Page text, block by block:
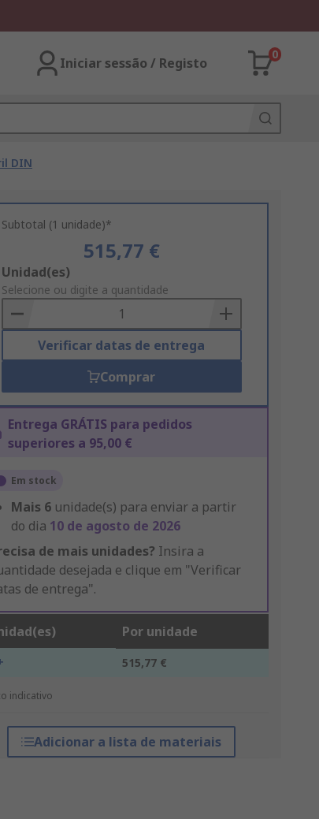
Iniciar sessão / Registo
0
DIN
Subtotal (1 unidade)*
515,77 €
Add
to
Basket
Unidad(es)
Selecione ou digite a quantidade
Verificar datas de entrega
Comprar
Entrega GRÁTIS para pedidos
superiores a 95,00 €
Em stock
Mais 6 unidade(s) para enviar a partir
do dia 10 de agosto de 2026
de mais unidades? Insira a
desejada e clique em "Verificar
de entrega".
Por unidade
515,77 €
indicativo
Adicionar a lista de materiais